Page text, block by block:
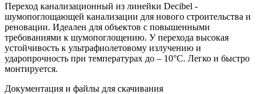
Переход канализационный из линейки Decibel -
шумопоглощающей канализации для нового строительства и
реновации. Идеален для объектов с повышенными
требованиями к шумопоглощению. У перехода высокая
устойчивость к ультрафиолетовому излучению и
ударопрочность при температурах до – 10°С. Легко и быстро
монтируется.
Документация и файлы для скачивания